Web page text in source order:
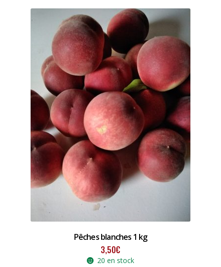
Pêches blanches 1 kg
3,50€
20 en stock